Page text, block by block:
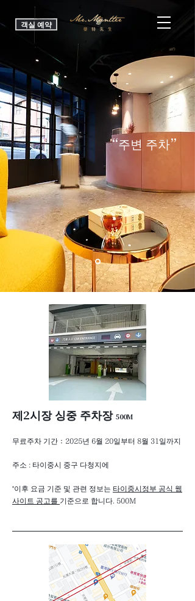
객실 예약
“주변 주차”
​제2시장 싱중 주차장 500M
무료주차 기간：2025년 6월 20일부터 8월 31일까지
주소 : 타이중시 중구 다청지에
*이후 요금 기준 및 관련 정보는 타이중시정부 공식 웹
사이트 공고를 기준으로 합니다. 500M